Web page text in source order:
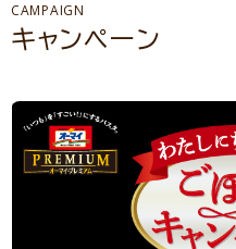
CAMPAIGN
キャンペーン